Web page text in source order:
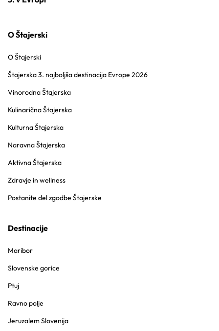
O Štajerski
O Štajerski
Štajerska 3. najboljša destinacija Evrope 2026
Vinorodna Štajerska
Kulinarična Štajerska
Kulturna Štajerska
Naravna Štajerska
Aktivna Štajerska
Zdravje in wellness
Postanite del zgodbe Štajerske
Destinacije
Maribor
Slovenske gorice
Ptuj
Ravno polje
Jeruzalem Slovenija